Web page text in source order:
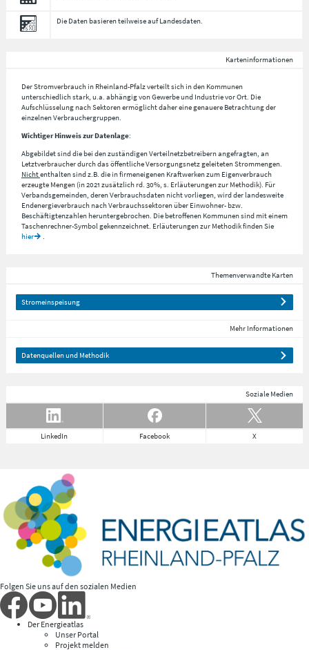
Die Daten basieren teilweise auf Landesdaten.
Karteninformationen
Der Stromverbrauch in Rheinland-Pfalz verteilt sich in den Kommunen
unterschiedlich stark, u.a. abhängig von Gewerbe und Industrie vor Ort. Die
Aufschlüsselung nachSektorenermöglicht daher eine genauere Betrachtung der
einzelnen Verbrauchergruppen.
Wichtiger Hinweis zur Datenlage:
Abgebildet sind die bei den zuständigen Verteilnetzbetreibern angefragten, an
Letztverbraucher durch das öffentliche Versorgungsnetz geleiteten Strommengen.
Nichtenthalten sind z.B. die in firmeneigenen Kraftwerken zum Eigenverbrauch
erzeugte Mengen (in 2021 zusätzlich rd. 30%, s. Erläuterungen zur Methodik). Für
Verbandsgemeinden, deren Verbrauchsdaten nicht vorliegen, wird der landesweite
Endenergieverbrauch nach Verbrauchssektoren über Einwohner- bzw.
Beschäftigtenzahlen heruntergebrochen. Die betroffenen Kommunen sind mit einem
Taschenrechner-Symbol gekennzeichnet. Erläuterungen zur Methodik finden Sie
hier
.
Themenverwandte Karten
Stromeinspeisung
Mehr Informationen
Datenquellen und Methodik
Soziale Medien
LinkedIn Facebook X
Folgen Sie uns auf den sozialen Medien
Der Energieatlas
Unser Portal
Projekt melden